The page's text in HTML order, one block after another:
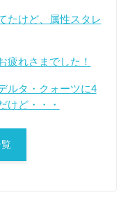
たけど、属性スタレ
疲れさまでした！
ルタ・クォーツに4
けど・・・